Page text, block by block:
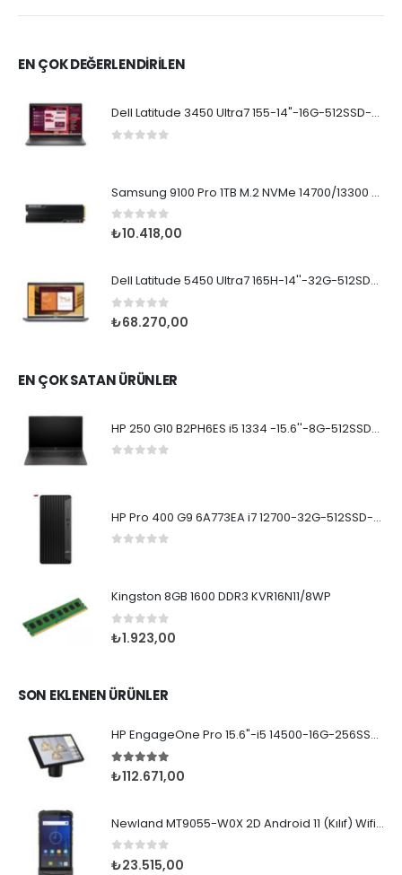
EN ÇOK DEĞERLENDİRİLEN
Dell Latitude 3450 Ultra7 155-14"-16G-512SSD-Dos
Samsung 9100 Pro 1TB M.2 NVMe 14700/13300 Soğutucu
0 5 üzerinden
₺10.418,00
Dell Latitude 5450 Ultra7 165H-14''-32G-512SD-WPr
0 5 üzerinden
₺68.270,00
EN ÇOK SATAN ÜRÜNLER
HP 250 G10 B2PH6ES i5 1334 -15.6''-8G-512SSD-Dos
HP Pro 400 G9 6A773EA i7 12700-32G-512SSD-W11Pro
Kingston 8GB 1600 DDR3 KVR16N11/8WP
0 5 üzerinden
₺1.923,00
SON EKLENEN ÜRÜNLER
HP EngageOne Pro 15.6"-i5 14500-16G-256SSD-OST W11
5.00 5 üzerinden
₺112.671,00
Newland MT9055-W0X 2D Android 11 (Kılıf) Wifi BT
0 5 üzerinden
₺23.515,00